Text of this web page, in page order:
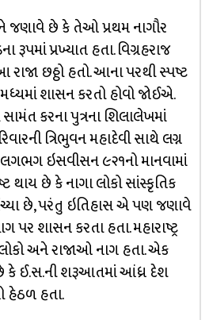
જણાવે છે કે તેઓ પ્રથમ નાગૌર
રૂપમાં પ્રખ્યાત હતા. વિગ્રહરાજ
છઠ્ઠો હતો. આના પરથી સ્પષ્ટ
શાસન કરતો હોવો જોઈએ.
કરના પુત્રના શિલાલેખમાં
ત્રિભુવન મહાદેવી સાથે લગ્ન
લગભગ ઇસવીસન ૯૨૧નો માનવામાં
છે કે નાગા લોકો સાંસ્કૃતિક
છે, પરંતુ ઇતિહાસ એ પણ જણાવે
શાસન કરતા હતા. મહારાષ્ટ્ર
અને રાજાઓ નાગ હતા. એક
કે ઈ.સ.ની શરૂઆતમાં આંધ્ર દેશ
હેઠળ હતા.